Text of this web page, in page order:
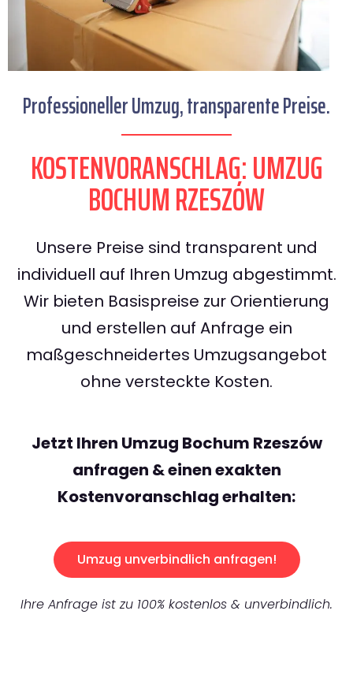
Professioneller Umzug, transparente Preise.
KOSTENVORANSCHLAG: UMZUG
BOCHUM RZESZÓW
Unsere Preise sind transparent und
individuell auf Ihren Umzug abgestimmt.
Wir bieten Basispreise zur Orientierung
und erstellen auf Anfrage ein
maßgeschneidertes Umzugsangebot
ohne versteckte Kosten.
Jetzt Ihren Umzug Bochum Rzeszów
anfragen & einen exakten
Kostenvoranschlag erhalten:
Umzug unverbindlich anfragen!
Ihre Anfrage ist zu 100% kostenlos & unverbindlich.